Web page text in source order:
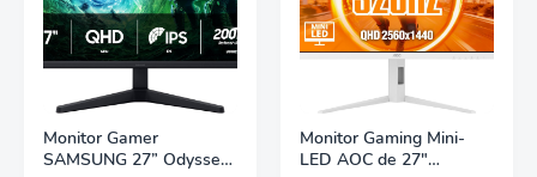
Monitor Gamer
SAMSUNG 27” Odyssey
Monitor Gaming Mini-
LED AOC de 27"